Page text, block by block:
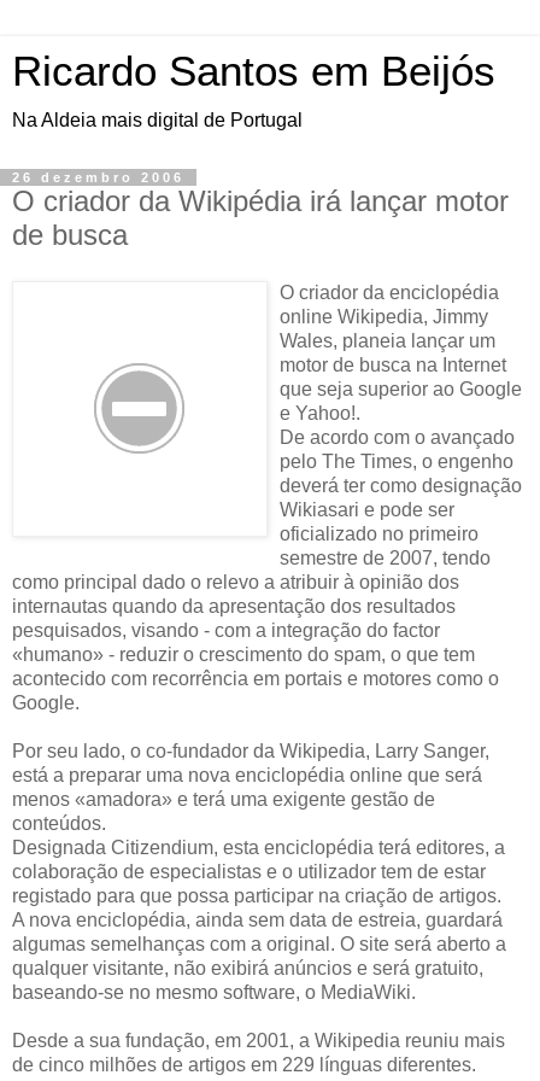
Ricardo Santos em Beijós
Na Aldeia mais digital de Portugal
26 dezembro 2006
O criador da Wikipédia irá lançar motor
de busca
O criador da enciclopédia
online Wikipedia, Jimmy
Wales, planeia lançar um
motor de busca na Internet
que seja superior ao Google
e Yahoo!.
De acordo com o avançado
pelo The Times, o engenho
deverá ter como designação
Wikiasari e pode ser
oficializado no primeiro
semestre de 2007, tendo
como principal dado o relevo a atribuir à opinião dos
internautas quando da apresentação dos resultados
pesquisados, visando - com a integração do factor
«humano» - reduzir o crescimento do spam, o que tem
acontecido com recorrência em portais e motores como o
Google.
Por seu lado, o co-fundador da Wikipedia, Larry Sanger,
está a preparar uma nova enciclopédia online que será
menos «amadora» e terá uma exigente gestão de
conteúdos.
Designada Citizendium, esta enciclopédia terá editores, a
colaboração de especialistas e o utilizador tem de estar
registado para que possa participar na criação de artigos.
A nova enciclopédia, ainda sem data de estreia, guardará
algumas semelhanças com a original. O site será aberto a
qualquer visitante, não exibirá anúncios e será gratuito,
baseando-se no mesmo software, o MediaWiki.
Desde a sua fundação, em 2001, a Wikipedia reuniu mais
de cinco milhões de artigos em 229 línguas diferentes.